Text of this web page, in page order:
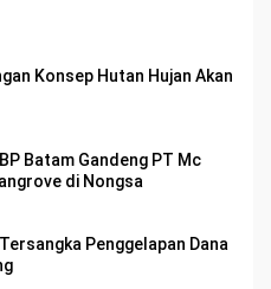
Konsep Hutan Hujan Akan
Batam Gandeng PT Mc
di Nongsa
Penggelapan Dana